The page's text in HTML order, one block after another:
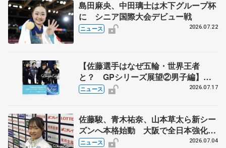
島田麻央、中田璃士は木下グループ杯
に シニア国際大会デビュー戦
ニュース 2026.07.22
【佐藤選手はなぜ五輪・世界王者
と？ GPシリーズ展望②男子編】
ポッドキャスト#73を配信
ニュース 2026.07.17
佐藤駿、青木祐奈、山本草太ら新シー
ズンへ本格始動 大阪で全日本強化合
宿 シニアデビューの島田麻央らも
ニュース 2026.07.04